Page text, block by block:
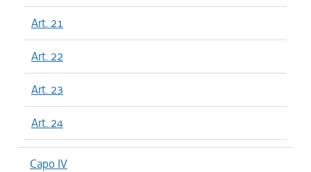
Art. 21
Art. 22
Art. 23
Art. 24
Capo IV